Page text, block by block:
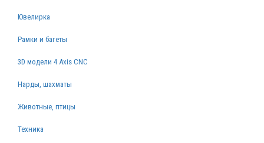
Ювелирка
Рамки и багеты
3D модели 4 Axis CNC
Нарды, шахматы
Животные, птицы
Техника